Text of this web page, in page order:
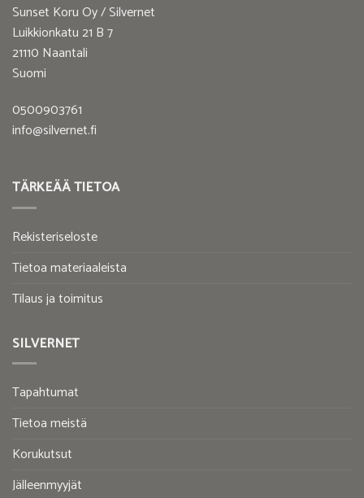
Sunset Koru Oy / Silvernet
Luikkionkatu 21 B 7
21110 Naantali
Suomi
0500903761
info@silvernet.fi
TÄRKEÄÄ TIETOA
Rekisteriseloste
Tietoa materiaaleista
Tilaus ja toimitus
SILVERNET
Tapahtumat
Tietoa meistä
Korukutsut
Jälleenmyyjät